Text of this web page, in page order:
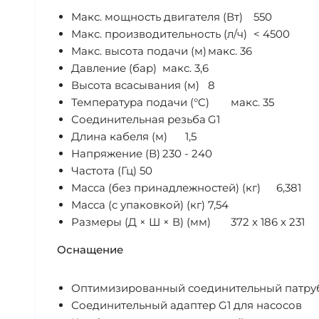
Макс. мощность двигателя (Вт)
550
Макс. производительность (л/ч) < 4500
Макс. высота подачи (м) макс. 36
Давление (бар) макс. 3,6
Высота всасывания (м)
8
Температура подачи (°C)
макс. 35
Соединительная резьба G1
Длина кабеля (м)
1,5
Напряжение (В) 230 - 240
Частота (Гц) 50
Масса (без принадлежностей) (кг)
6,381
Масса (с упаковкой) (кг) 7,54
Размеры (Д × Ш × В) (мм)
372 x 186 x 231
Оснащение
Оптимизированный соединительный
Соединительный адаптер G1 для насосов